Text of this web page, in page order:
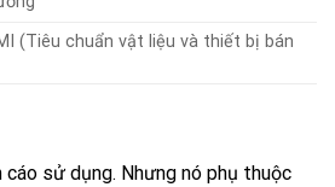
(Tiêu chuẩn vật liệu và thiết bị bán
sử dụng. Nhưng nó phụ thuộc